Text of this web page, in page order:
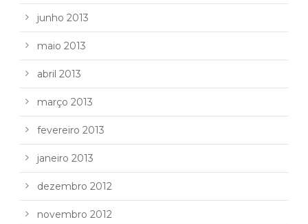
junho 2013
maio 2013
abril 2013
março 2013
fevereiro 2013
janeiro 2013
dezembro 2012
novembro 2012